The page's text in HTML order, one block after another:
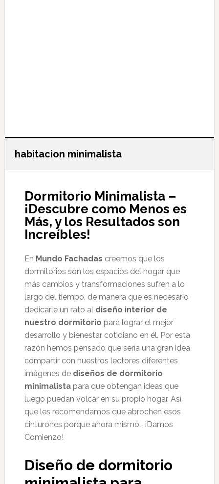
habitacion minimalista
Dormitorio Minimalista –
¡Descubre como Menos es
Más, y los Resultados son
Increíbles!
En Mundo Fachadas creemos que los
dormitorios son los espacios del hogar que
más cambios y transformaciones sufren a lo
largo del tiempo, de manera que es necesario
dedicarle un rato al diseño interior de
nuestro dormitorio para lograr el mejor
desarrollo y bienestar cotidiano en él. Por esta
razón hemos pensado que sería una gran idea
compartir con nuestros lectores diferentes
imágenes de diseños de dormitorio
minimalistapara que obtengan ideas que
luego puedan volcar en su propio hogar. Así
que les recomendamos que abrochen esos
cinturones porque ahora mismo… ¡Damos
Comienzo!
Diseño de dormitorio